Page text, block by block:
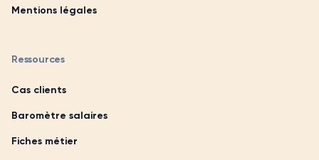
Mentions légales
Ressources
Cas clients
Baromètre salaires
Fiches métier